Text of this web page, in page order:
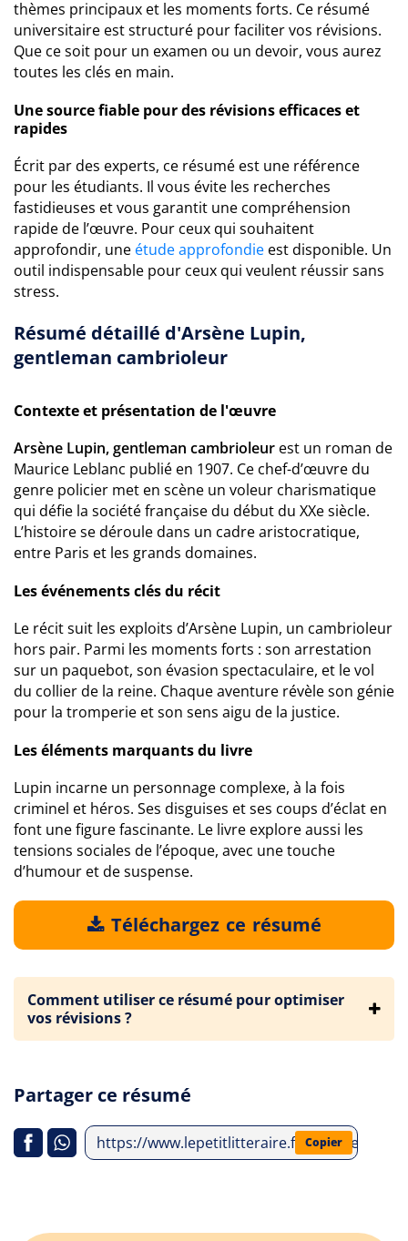
thèmes principaux et les moments forts. Ce résumé
universitaire est structuré pour faciliter vos révisions.
Que ce soit pour un examen ou un devoir, vous aurez
toutes les clés en main.
Une source fiable pour des révisions efficaces et
rapides
Écrit par des experts, ce résumé est une référence
pour les étudiants. Il vous évite les recherches
fastidieuses et vous garantit une compréhension
rapide de l’œuvre. Pour ceux qui souhaitent
approfondir, une étude approfondie est disponible. Un
outil indispensable pour ceux qui veulent réussir sans
stress.
Résumé détaillé d'Arsène Lupin,
gentleman cambrioleur
Contexte et présentation de l'œuvre
Arsène Lupin, gentleman cambrioleur est un roman de
Maurice Leblanc publié en 1907. Ce chef-d’œuvre du
genre policier met en scène un voleur charismatique
qui défie la société française du début du XXe siècle.
L’histoire se déroule dans un cadre aristocratique,
entre Paris et les grands domaines.
Les événements clés du récit
Le récit suit les exploits d’Arsène Lupin, un cambrioleur
hors pair. Parmi les moments forts : son arrestation
sur un paquebot, son évasion spectaculaire, et le vol
du collier de la reine. Chaque aventure révèle son génie
pour la tromperie et son sens aigu de la justice.
Les éléments marquants du livre
Lupin incarne un personnage complexe, à la fois
criminel et héros. Ses disguises et ses coups d’éclat en
font une figure fascinante. Le livre explore aussi les
tensions sociales de l’époque, avec une touche
d’humour et de suspense.
Téléchargez ce résumé
Comment utiliser ce résumé pour optimiser
vos révisions ?
Partager ce résumé
https://www.lepetitlitteraire.fr/analyses-
Copier